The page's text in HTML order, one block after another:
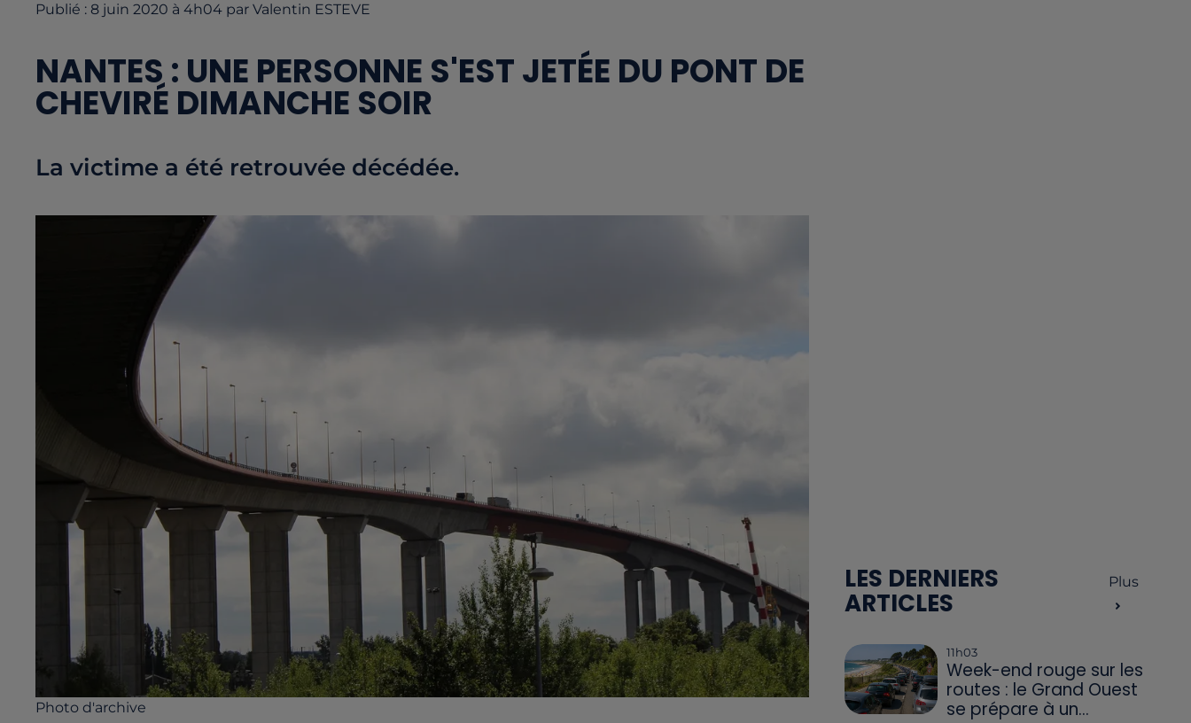
Publié : 8 juin 2020 à 4h04 par Valentin ESTEVE
NANTES : UNE PERSONNE S'EST JETÉE DU PONT DE
CHEVIRÉ DIMANCHE SOIR
La victime a été retrouvée décédée.
Photo d'archive
LES DERNIERS
ARTICLES
Plus
11h03
Week-end rouge sur les
routes : le Grand Ouest
se prépare à un...